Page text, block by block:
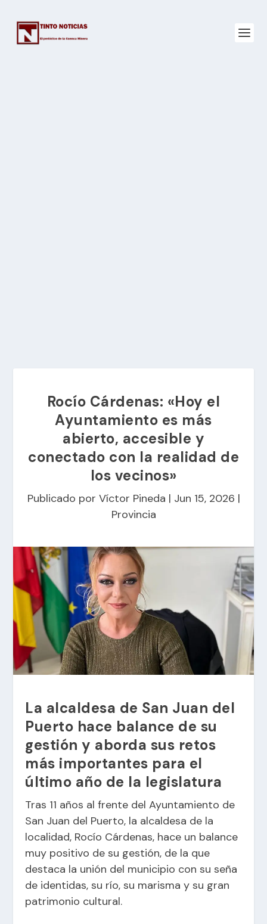
Rocío Cárdenas: «Hoy el
Ayuntamiento es más
abierto, accesible y
conectado con la realidad de
los vecinos»
Publicado por Víctor Pineda | Jun 15, 2026 |
Provincia
La alcaldesa de San Juan del
Puerto hace balance de su
gestión y aborda sus retos
más importantes para el
último año de la legislatura
Tras 11 años al frente del Ayuntamiento de
San Juan del Puerto, la alcaldesa de la
localidad, Rocío Cárdenas, hace un balance
muy positivo de su gestión, de la que
destaca la unión del municipio con su seña
de identidas, su río, su marisma y su gran
patrimonio cultural.